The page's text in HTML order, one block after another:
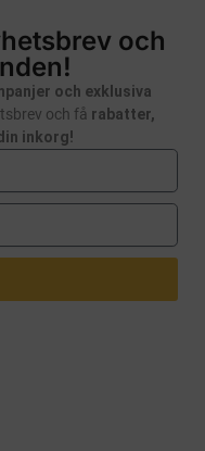
och
och exklusiva
och få rabatter,
inkorg!